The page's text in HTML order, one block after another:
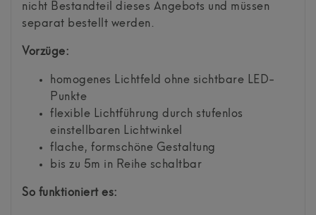
nicht Bestandteil dieses Angebots und müssen
separat bestellt werden.
Vorzüge:
homogenes Lichtfeld ohne sichtbare LED-
Punkte
flexible Lichtführung durch stufenlos
einstellbaren Lichtwinkel
flache, formschöne Gestaltung
bis zu 5m in Reihe schaltbar
So funktioniert es: